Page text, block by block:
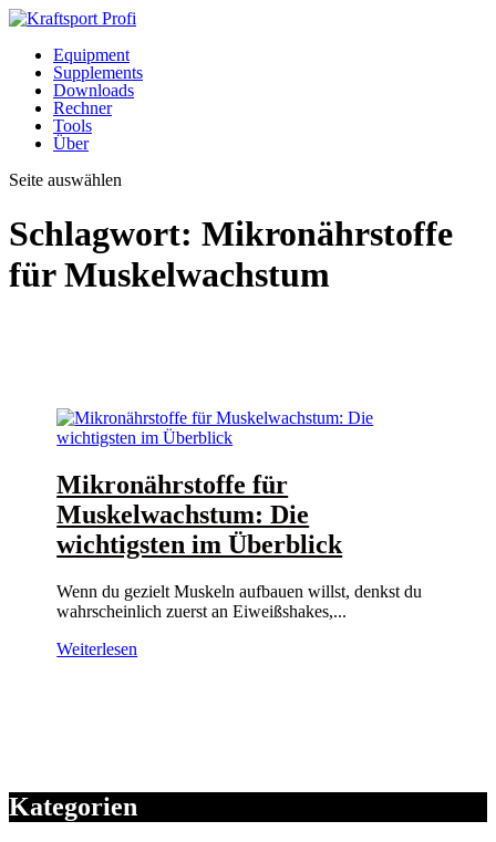
Equipment
Supplements
Downloads
Rechner
Tools
Über
Seite auswählen
Schlagwort: Mikronährstoffe
für Muskelwachstum
Mikronährstoffe für
Muskelwachstum: Die
wichtigsten im Überblick
Wenn du gezielt Muskeln aufbauen willst, denkst du
wahrscheinlich zuerst an Eiweißshakes,...
Weiterlesen
Kategorien